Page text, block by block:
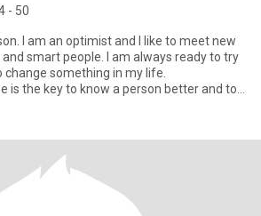
- 50
I am an optimist and I like to meet new
and smart people. I am always ready to try
something in my life.
is the key to know a person better and to